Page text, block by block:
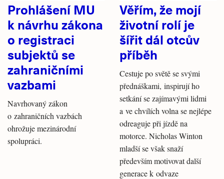
Prohlášení MU
k návrhu zákona
o registraci
subjektů se
zahraničními
vazbami
Navrhovaný zákon
o zahraničních vazbách
ohrožuje mezinárodní
spolupráci.
Věřím, že mojí
životní rolí je
šířit dál otcův
příběh
Cestuje po světě se svými
přednáškami, inspirují ho
setkání se zajímavými lidmi
a ve chvílích volna se nejlépe
odreaguje při jízdě na
motorce. Nicholas Winton
mladší se však snaží
především motivovat další
generace k odvaze